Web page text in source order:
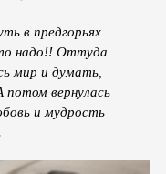
в предгорьях
надо!! Оттуда
мир и думать,
вернулась
и мудрость